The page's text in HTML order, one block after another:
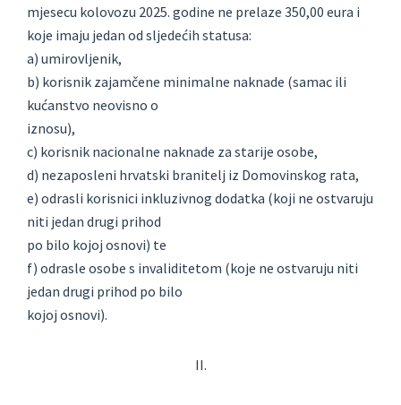
mjesecu kolovozu 2025. godine ne prelaze 350,00 eura i
koje imaju jedan od sljedećih statusa:
a) umirovljenik,
b) korisnik zajamčene minimalne naknade (samac ili
kućanstvo neovisno o
iznosu),
c) korisnik nacionalne naknade za starije osobe,
d) nezaposleni hrvatski branitelj iz Domovinskog rata,
e) odrasli korisnici inkluzivnog dodatka (koji ne ostvaruju
niti jedan drugi prihod
po bilo kojoj osnovi) te
f) odrasle osobe s invaliditetom (koje ne ostvaruju niti
jedan drugi prihod po bilo
kojoj osnovi).
II.